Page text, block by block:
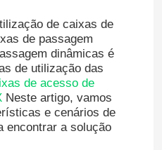
de caixas de
de passagem
dinâmicas é
de utilização das
de acesso de
Neste artigo, vamos
e cenários de
encontrar a solução